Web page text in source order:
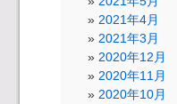
2021年4月
2021年3月
2020年12月
2020年11月
2020年10月